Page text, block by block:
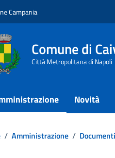
Campania
Comune di
Città Metropolitana di Napoli
Novità
/ Amministrazione /